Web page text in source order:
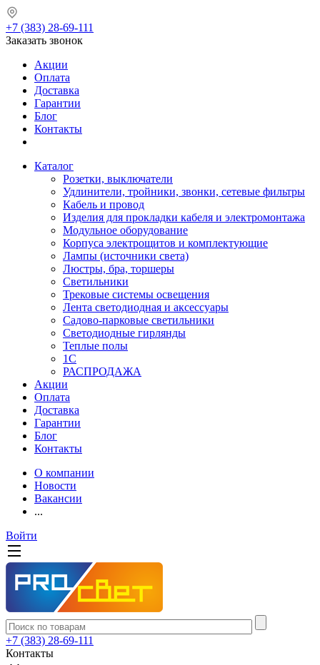
+7 (383) 28-69-111
Заказать звонок
Акции
Оплата
Доставка
Гарантии
Блог
Контакты
Каталог
Розетки, выключатели
Удлинители, тройники, звонки, сетевые фильтры
Кабель и провод
Изделия для прокладки кабеля и электромонтажа
Модульное оборудование
Корпуса электрощитов и комплектующие
Лампы (источники света)
Люстры, бра, торшеры
Светильники
Трековые системы освещения
Лента светодиодная и аксессуары
Садово-парковые светильники
Светодиодные гирлянды
Теплые полы
1С
РАСПРОДАЖА
Акции
Оплата
Доставка
Гарантии
Блог
Контакты
О компании
Новости
Вакансии
...
Войти
+7 (383) 28-69-111
Контакты